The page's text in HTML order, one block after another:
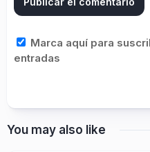
Marca aquí para
entradas
You may also like